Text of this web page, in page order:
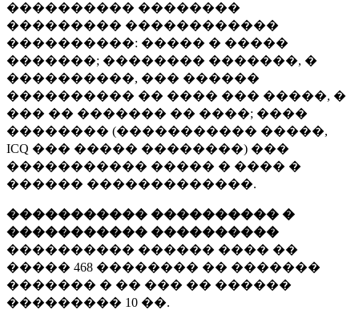
���������� ��������
��������� ������������
����������: ����� � �����
�������; �������� �������, �
����������, ��� ������
���������� �� ���� ��� �����, �
��� �� ������� �� ����; ����
�������� (����������� �����,
ICQ ��� ����� ��������) ���
����������� ����� � ���� �
������ �������������.
����������� ���������� �
����������� ����������
���������� ������ ���� ��
����� 468 �������� �� �������
������� � �� ��� �� ������
��������� 10 ��.